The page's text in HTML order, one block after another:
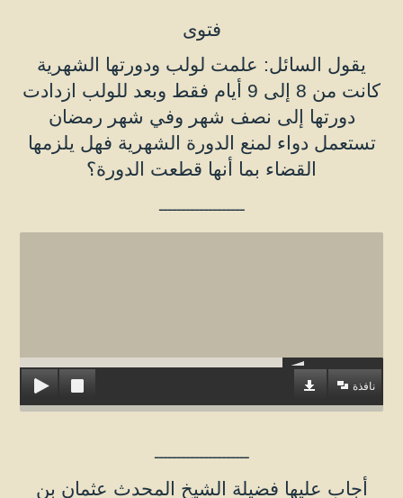
فتوى
يقول السائل: علمت لولب ودورتها الشهرية
كانت من 8 إلى 9 أيام فقط وبعد للولب ازدادت
دورتها إلى نصف شهر وفي شهر رمضان
تستعمل دواء لمنع الدورة الشهرية فهل يلزمها
القضاء بما أنها قطعت الدورة؟
ـــــــــــــــــــ
نافذة
ـــــــــــــــــــــ
أجاب عليها فضيلة الشيخ المحدث عثمان بن